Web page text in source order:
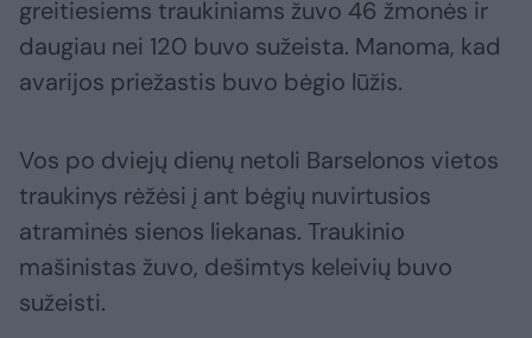
greitiesiems traukiniams žuvo 46 žmonės ir
daugiau nei 120 buvo sužeista. Manoma, kad
avarijos priežastis buvo bėgio lūžis.
Vos po dviejų dienų netoli Barselonos vietos
traukinys rėžėsi į ant bėgių nuvirtusios
atraminės sienos liekanas. Traukinio
mašinistas žuvo, dešimtys keleivių buvo
sužeisti.